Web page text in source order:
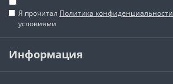
Я прочитал Политика конфиденциальности
условиями
Информация